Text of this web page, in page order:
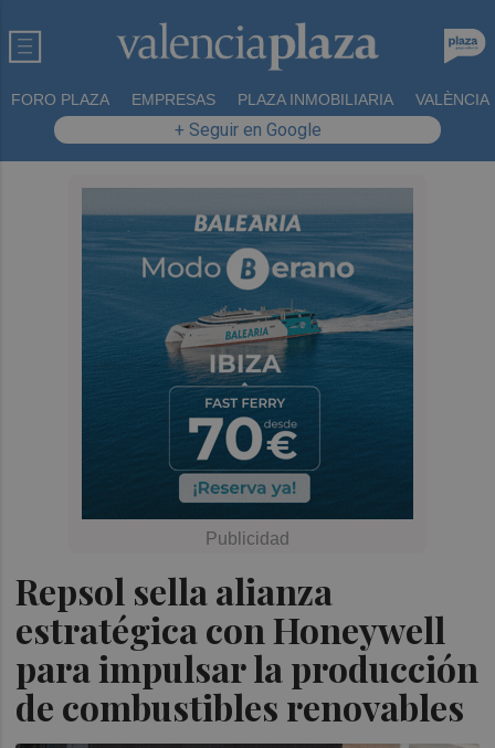
FORO PLAZA EMPRESAS PLAZA INMOBILIARIA VALÈNCIA
+ Seguir en Google
Repsol sella alianza
estratégica con Honeywell
para impulsar la producción
de combustibles renovables